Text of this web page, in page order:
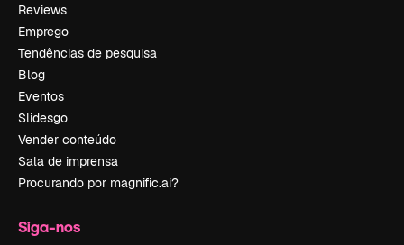
Reviews
Emprego
Tendências de pesquisa
Blog
Eventos
Slidesgo
Vender conteúdo
Sala de imprensa
Procurando por magnific.ai?
Siga-nos